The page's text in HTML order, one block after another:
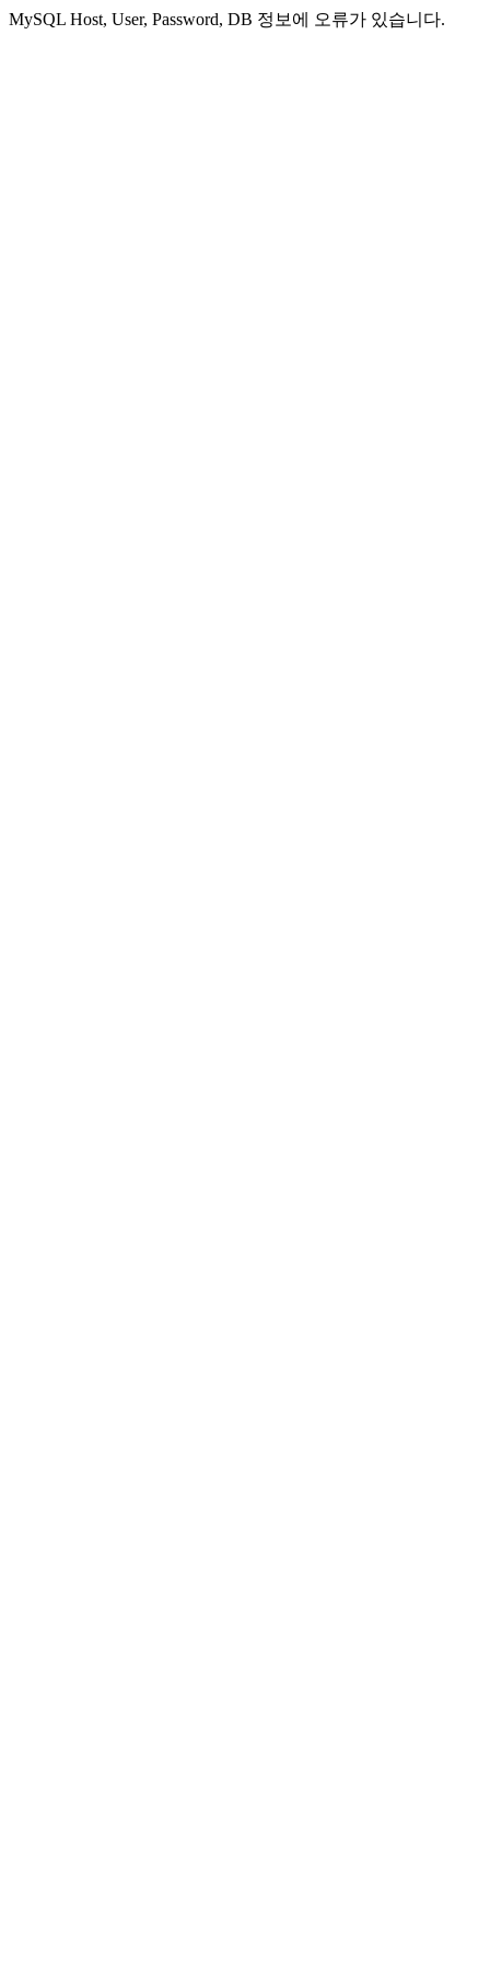
MySQL Host, User, Password, DB 정보에 오류가 있습니다.